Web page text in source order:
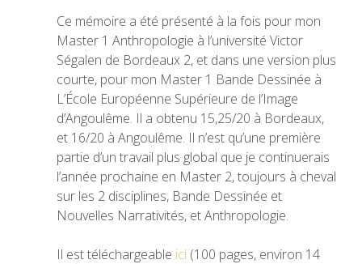
Ce mémoire a été présenté à la fois pour mon
Master 1 Anthropologie à l’université Victor
Ségalen de Bordeaux 2, et dans une version plus
courte, pour mon Master 1 Bande Dessinée à
L’École Européenne Supérieure de l’Image
d’Angoulême. Il a obtenu 15,25/20 à Bordeaux,
et 16/20 à Angoulême. Il n’est qu’une première
partie d’un travail plus global que je continuerais
l’année prochaine en Master 2, toujours à cheval
sur les 2 disciplines, Bande Dessinée et
Nouvelles Narrativités, et Anthropologie.
Il est téléchargeable ici (100 pages, environ 14